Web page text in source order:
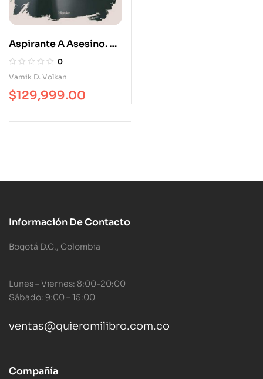
Aspirante A Asesino. Un
Estudio Clínico
0
Vamik D. Volkan
$129,999.00
Información De Contacto
Bogotá D.C., Colombia
Lunes – Viernes: 8:00-20:00
Sábado: 9:00 – 15:00
ventas@quieromilibro.com.co
Compañía